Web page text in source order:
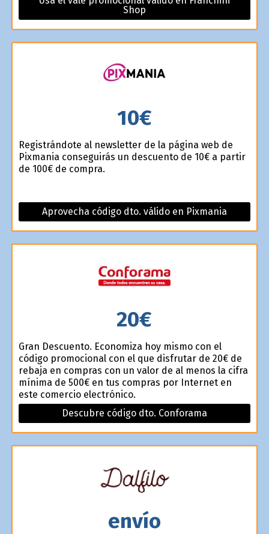
Shop
10€
Registrándote al newsletter de la página web de
Pixmania conseguirás un descuento de 10€ a partir
de 100€ de compra.
Aprovecha código dto. válido en Pixmania
20€
Gran Descuento. Economiza hoy mismo con el
código promocional con el que disfrutar de 20€ de
rebaja en compras con un valor de al menos la cifra
mínima de 500€ en tus compras por Internet en
este comercio electrónico.
Descubre código dto. Conforama
envío